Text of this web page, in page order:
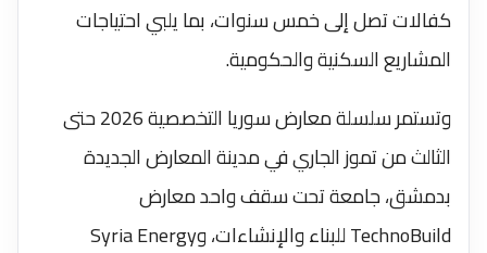
كفالات تصل إلى خمس سنوات، بما يلبي احتياجات
المشاريع السكنية والحكومية.
وتستمر سلسلة معارض سوريا التخصصية 2026 حتى
الثالث من تموز الجاري في مدينة المعارض الجديدة
بدمشق، جامعة تحت سقف واحد معارض
TechnoBuild للبناء والإنشاءات، وSyria Energy